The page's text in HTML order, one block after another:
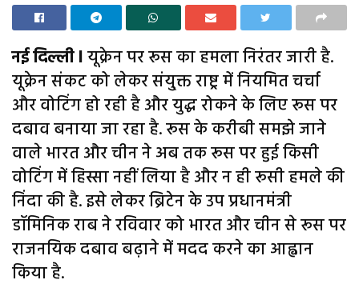
नई दिल्ली lयूक्रेन पर रूस का हमला निरंतर जारी है.
यूक्रेन संकट को लेकर संयु्क्त राष्ट्र में नियमित चर्चा
और वोटिंग हो रही है और युद्ध रोकने के लिए रूस पर
दबाव बनाया जा रहा है. रूस के करीबी समझे जाने
वाले भारत और चीन ने अब तक रूस पर हुई किसी
वोटिंग में हिस्सा नहीं लिया है और न ही रूसी हमले की
निंदा की है. इसे लेकर ब्रिटेन के उप प्रधानमंत्री
डॉमिनिक राब ने रविवार को भारत और चीन से रूस पर
राजनयिक दबाव बढ़ाने में मदद करने का आह्वान
किया है.